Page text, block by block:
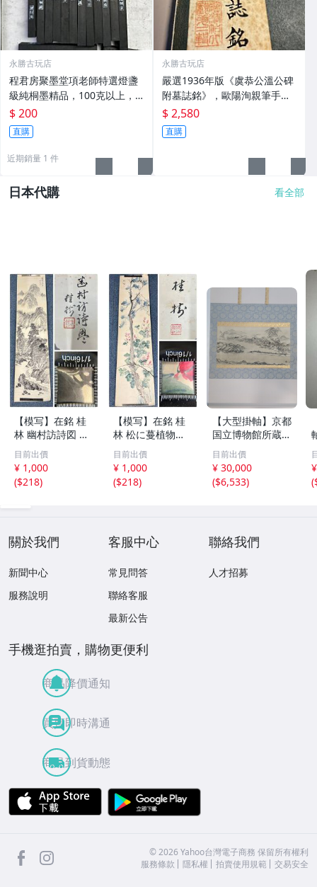
永勝古玩店
程君房聚墨堂項老師特選燈盞
級純桐墨精品，100克以上，
檀香墨質細膩黑亮 藍紫光放 檢
驗嚴選推薦 燈盞級墨 放藍紫光
檢驗嚴選
$ 200
直購
近期銷量 1 件
永勝古玩店
嚴選1936年版《虞恭公溫公碑
附墓誌銘》，歐陽洵親筆手
跡，典藏歷史與書法珍品 唐史
研究 碑刻藝術 田中和市版
$ 2,580
直購
日本代購 看全部
【模写】在銘 桂
林 幽村訪詩図 水
墨山水図 人物 橋
紙本 まくり 132×
32㎝ 古玩 骨董 古
美術 掛け軸 書画
目前出價
¥ 1,000
($218)
【模写】在銘 桂
林 松に蔓植物図
花鳥図 松藤図 紙
本 掛軸 まくり 13
1.5×32㎝ 古玩 骨
董 美術 仮巻き 書
目前出價
¥ 1,000
($218)
【大型掛軸】京都
国立博物館所蔵
国宝 天橋立図 雪
舟等楊筆 紙本墨
画 一幅
目前出價
¥ 30,000
($6,533)
(
關於我們
新聞中心
服務說明
客服中心
常見問答
聯絡客服
最新公告
聯絡我們
人才招募
手機逛拍賣，購物更便利
商品降價通知
買賣即時溝通
商品到貨動態
APP Store
facebook ©2026 Yahoo台灣電子商務 保留所有權利
服務條款
隱私權 拍賣使用規範 交易安全